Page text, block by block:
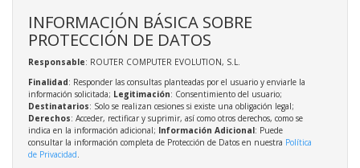
INFORMACIÓN BÁSICA SOBRE
PROTECCIÓN DE DATOS
Responsable: ROUTER COMPUTER EVOLUTION, S.L.
Finalidad: Responder las consultas planteadas por el usuario y enviarle la
información solicitada; Legitimación: Consentimiento del usuario;
Destinatarios: Solo se realizan cesiones si existe una obligación legal;
Derechos: Acceder, rectificar y suprimir, así como otros derechos, como se
indica en la información adicional; Información Adicional: Puede
consultar la información completa de Protección de Datos en nuestra Política
de Privacidad.